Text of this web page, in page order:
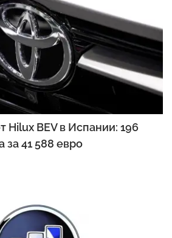
Hilux BEV в Испании: 196
за 41 588 евро